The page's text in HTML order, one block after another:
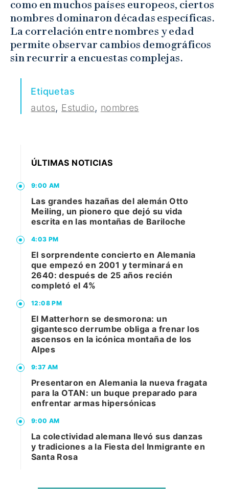
como en muchos países europeos, ciertos
nombres dominaron décadas específicas.
La correlación entre nombres y edad
permite observar cambios demográficos
sin recurrir a encuestas complejas.
Etiquetas
autos, Estudio, nombres
ÚLTIMAS NOTICIAS
9:00 AM
Las grandes hazañas del alemán Otto
Meiling, un pionero que dejó su vida
escrita en las montañas de Bariloche
4:03 PM
El sorprendente concierto en Alemania
que empezó en 2001 y terminará en
2640: después de 25 años recién
completó el 4%
12:08 PM
El Matterhorn se desmorona: un
gigantesco derrumbe obliga a frenar los
ascensos en la icónica montaña de los
Alpes
9:37 AM
Presentaron en Alemania la nueva fragata
para la OTAN: un buque preparado para
enfrentar armas hipersónicas
9:00 AM
La colectividad alemana llevó sus danzas
y tradiciones a la Fiesta del Inmigrante en
Santa Rosa